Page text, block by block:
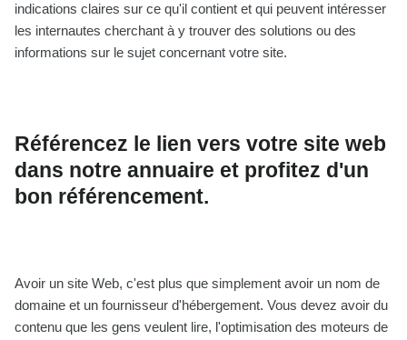
indications claires sur ce qu'il contient et qui peuvent intéresser
les internautes cherchant à y trouver des solutions ou des
informations sur le sujet concernant votre site.
Référencez le lien vers votre site web
dans notre annuaire et profitez d'un
bon référencement.
Avoir un site Web, c'est plus que simplement avoir un nom de
domaine et un fournisseur d'hébergement. Vous devez avoir du
contenu que les gens veulent lire, l'optimisation des moteurs de